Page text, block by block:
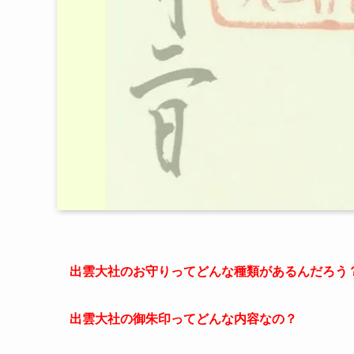
出雲大社のお守りってどんな種類があるんだろう
出雲大社の御朱印ってどんな内容なの？